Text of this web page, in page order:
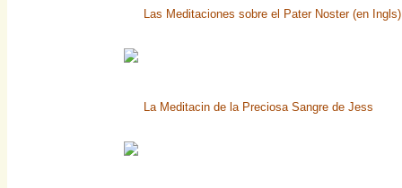
Las Meditaciones sobre el Pater Noster (en Ingls)
La Meditacin de la Preciosa Sangre de Jess